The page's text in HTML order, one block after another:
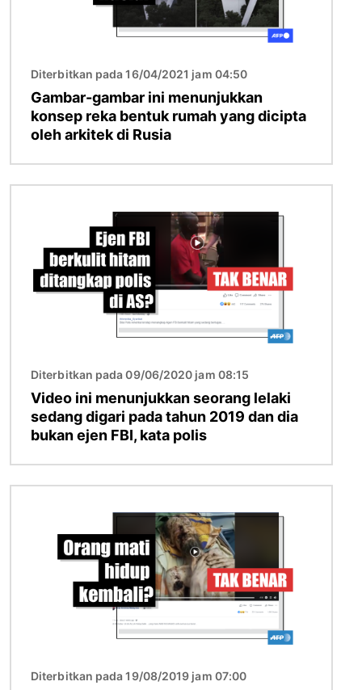
Diterbitkan pada 16/04/2021 jam 04:50
Gambar-gambar ini menunjukkan
konsep reka bentuk rumah yang dicipta
oleh arkitek di Rusia
Diterbitkan pada 09/06/2020 jam 08:15
Video ini menunjukkan seorang lelaki
sedang digari pada tahun 2019 dan dia
bukan ejen FBI, kata polis
Diterbitkan pada 19/08/2019 jam 07:00